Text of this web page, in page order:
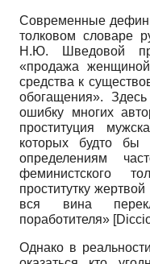
Современные
толковом словаре
Н.Ю. Шведовой
«продажа
средства к
обогащения».
ошибку многих
проституция
которых будто бы
определениям
феминистского
проститутку
вся вина
поработителя»
Однако в